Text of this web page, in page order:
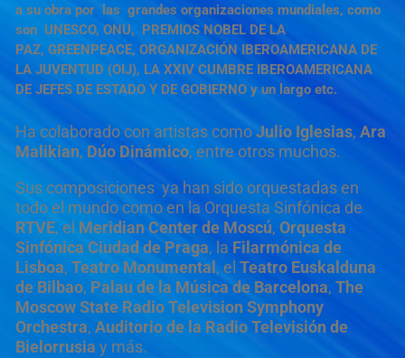
a su obra por las grandes organizaciones mundiales, como
son UNESCO, ONU, PREMIOS NOBEL DE LA
PAZ, GREENPEACE, ORGANIZACIÓN IBEROAMERICANA DE
LA JUVENTUD (OIJ), LA XXIV CUMBRE IBEROAMERICANA
DE JEFES DE ESTADO Y DE GOBIERNO y un largo etc.
Ha colaborado con artistas comoJulio Iglesias, Ara
Malikian, Dúo Dinámico, entre otros muchos.
Sus composiciones ya han sido orquestadas en
todo el mundo como en la Orquesta Sinfónica de
RTVE, el Meridian Center de Moscú, Orquesta
Sinfónica Ciudad de Praga, la Filarmónica de
Lisboa, Teatro Monumental , el Teatro Euskalduna
de Bilbao, Palau de la Música de Barcelona, The
Moscow State Radio Television Symphony
Orchestra, Auditorio de la Radio Televisión de
Bielorrusia y más.